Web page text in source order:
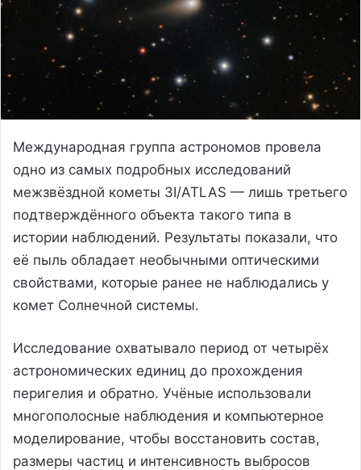
Международная группа астрономов провела
одно из самых подробных исследований
межзвёздной кометы 3I/ATLAS — лишь третьего
подтверждённого объекта такого типа в
истории наблюдений. Результаты показали, что
её пыль обладает необычными оптическими
свойствами, которые ранее не наблюдались у
комет Солнечной системы.
Исследование охватывало период от четырёх
астрономических единиц до прохождения
перигелия и обратно. Учёные использовали
многополосные наблюдения и компьютерное
моделирование, чтобы восстановить состав,
размеры частиц и интенсивность выбросов